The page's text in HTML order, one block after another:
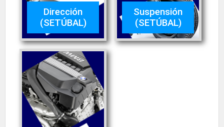
Dirección
(SETÚBAL)
Suspensión
(SETÚBAL)